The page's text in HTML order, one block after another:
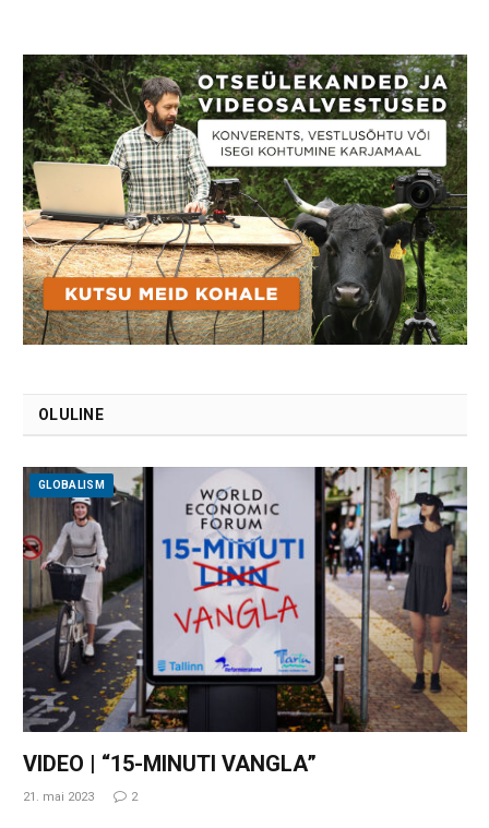
OLULINE
GLOBALISM
VIDEO | “15-MINUTI VANGLA”
21. mai 2023 2